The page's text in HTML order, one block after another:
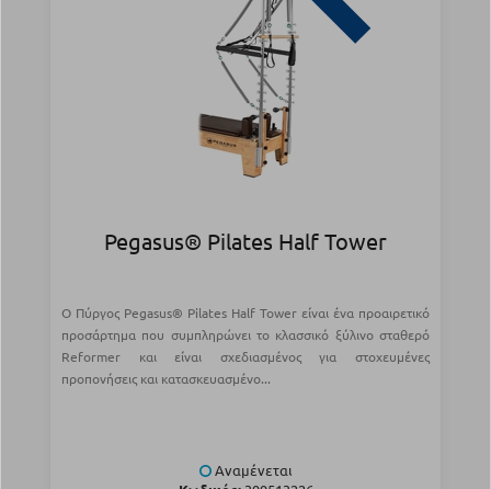
Pegasus® Pilates Half Tower
Ο Πύργος Pegasus® Pilates Half Tower είναι ένα προαιρετικό
προσάρτημα που συμπληρώνει το κλασσικό ξύλινο σταθερό
Reformer και είναι σχεδιασμένος για στοχευμένες
προπονήσεις και κατασκευασμένο...
Αναμένεται